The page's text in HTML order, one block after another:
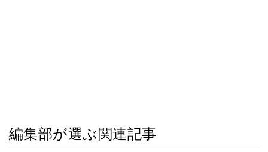
編集部が選ぶ関連記事